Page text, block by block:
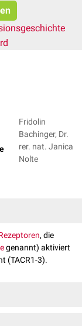
Fridolin
Bachinger, Dr.
rer. nat. Janica
Nolte
, die
genannt) aktiviert
(TACR1-3).